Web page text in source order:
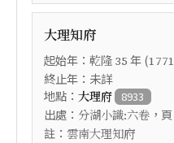
大理知府
起始年： 乾隆 35 年 (1771
終止年：未詳
地點： 大理府 8933
出處： 分湖小識:六卷 ，頁
註： 雲南大理知府